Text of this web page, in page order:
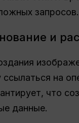
запросов.
и
на
что
данные.